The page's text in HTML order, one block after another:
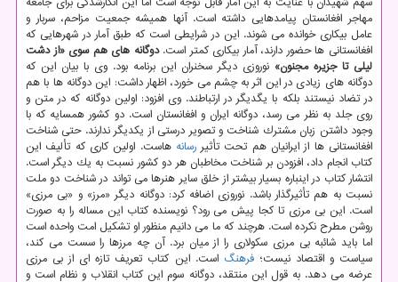
مهاجر افغانستان پیامدهایی داشته است. آنها همیشه جمعیت مزاحم، سربار و
عامل بیكاری خوانده می شوند. این در شرایطی است كه طبق آمار در شهرهایی كه
افغانستانی ها حضور دارند، آمار بیكاری كمتر است.دوگانه های هم سوی «از دشت
لیلی تا جزیره مجنون» نوروزی دیگر سخنران این برنامه بود. وی با بیان این كه
دوگانه های زیادی در این اثر به چشم می خورد، اظهار داشت: این دوگانه ها با هم
در تضاد نیستند بلكه با یگدیگر در ارتباطند. وی افزود: اولین دوگانه كه در متن و
روی جلد به نظر می رسد، دوگانه ایران و افغانستان است. دو كشور همسایه كه با
وجود داشتن زبان مشترك شناخت و تصویر درستی از یكدیگر ندارند. حتی شناخت
افغانستانی ها از ایرانیان هم تحت تأثیررسانه هاست. اولین كاری كه تألیف این
كتاب انجام داد، افزودن بر شناخت مخاطبان هر دو كشور نسبت به یك دیگر است.
انتشار كتاب در اینباره بسیار بیشتر از خلق سایر هنرها می تواند در شناخت دو ملت
نسبت به هم تأثیرگذار باشد. نوروزی اضافه كرد: دوگانه دیگر «مرز» و «بی مرزی»
است. این بی مرزی تا كجا پیش می رود؟ نویسنده كتاب این مساله را به صورت
روشن مطرح نكرده است. هرچند كه ما می دانیم منظور او تشكیل امت واحده است
اما باید شائبه بی مرزی سكولاری را از میان برد. آن چه مرزها را سست می كند،
سیاست و اقتصاد نیست؛فرهنگ است. این كتاب تعریف تازه ای از بی مرزی
عرضه می دهد. به قول این منتقد، دوگانه سوم این كتاب انقلاب و نظام است و